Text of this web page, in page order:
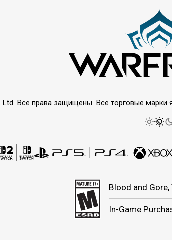
Все права защищены. Все торговые марки
Blood and
In-Game